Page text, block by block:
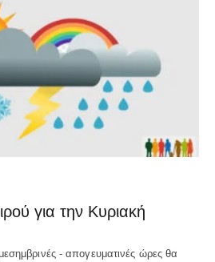
για την Κυριακή
- απογευματινές ώρες θα